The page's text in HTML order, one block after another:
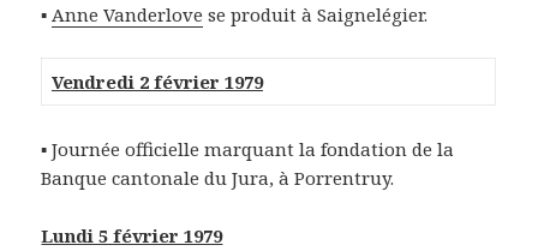
▪Anne Vanderlove se produit à Saignelégier.
Vendredi 2 février 1979
▪ Journée officielle marquant la fondation de la
Banque cantonale du Jura, à Porrentruy.
Lundi 5 février 1979